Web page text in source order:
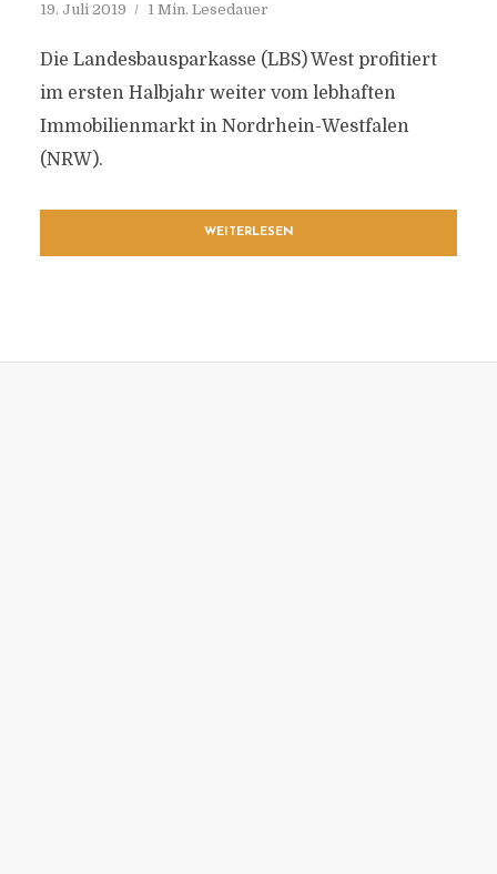
19. Juli 2019 1 Min. Lesedauer
Die Landesbausparkasse (LBS) West profitiert
im ersten Halbjahr weiter vom lebhaften
Immobilienmarkt in Nordrhein-Westfalen
(NRW).
WEITERLESEN